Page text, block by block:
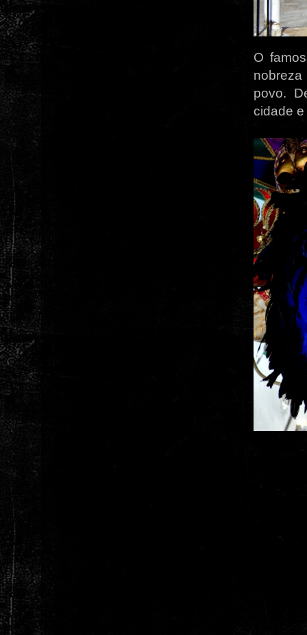
O
povo.
cidade